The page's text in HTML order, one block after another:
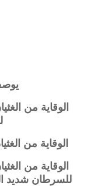
الوقاية من
الوقاية من
الوقاية من